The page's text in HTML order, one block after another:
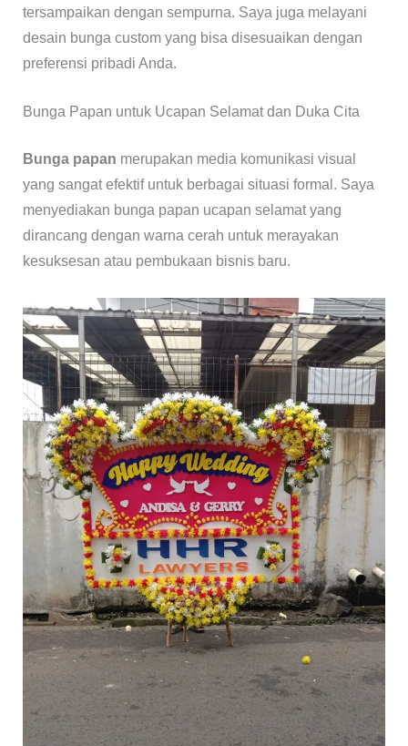
tersampaikan dengan sempurna. Saya juga melayani
desain bunga custom yang bisa disesuaikan dengan
preferensi pribadi Anda.
Bunga Papan untuk Ucapan Selamat dan Duka Cita
Bunga papan merupakan media komunikasi visual
yang sangat efektif untuk berbagai situasi formal. Saya
menyediakan bunga papan ucapan selamat yang
dirancang dengan warna cerah untuk merayakan
kesuksesan atau pembukaan bisnis baru.